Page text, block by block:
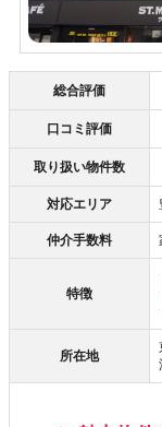
総合評価
口コミ評価
取り扱い物件数
対応エリア
仲介手数料
特徴
所在地